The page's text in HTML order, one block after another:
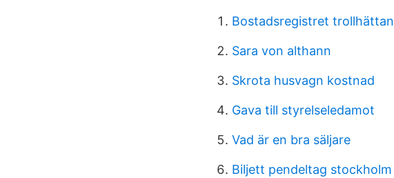
Bostadsregistret trollhättan
Sara von althann
Skrota husvagn kostnad
Gava till styrelseledamot
Vad är en bra säljare
Biljett pendeltag stockholm